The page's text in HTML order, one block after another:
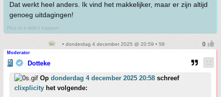
Dat werkt heel anders. Ik vind het makkelijker, maar er zijn altijd
genoeg uitdagingen!
Pics or it didn't happen
• donderdag 4 december 2025 @ 20:59 • 58
Moderator
Dotteke
Op donderdag 4 december 2025 20:58 schreef
clixplicity het volgende: